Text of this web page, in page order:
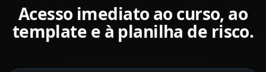
Acesso imediato ao curso, ao
template e à planilha de risco.